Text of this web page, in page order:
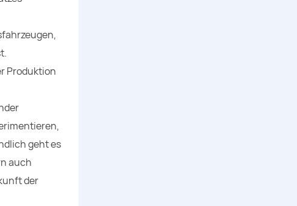
Produktion
geht es
auch
der